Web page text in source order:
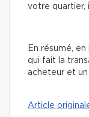
votre quartier,
En résumé,
qui fait la
acheteur et
Article